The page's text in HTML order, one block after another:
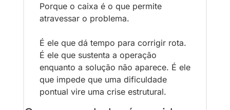
Porque o caixa é o que permite
atravessar o problema.
É ele que dá tempo para corrigir rota.
É ele que sustenta a operação
enquanto a solução não aparece. É ele
que impede que uma dificuldade
pontual vire uma crise estrutural.